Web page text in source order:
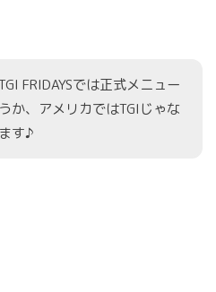
FRIDAYSでは正式メニュー
か、アメリカではTGIじゃな
す♪